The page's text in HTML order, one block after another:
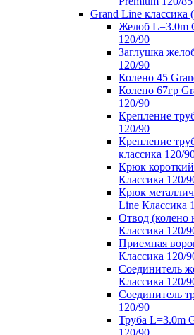
Grand Line классика
Желоб L=3.0m
120/90
Заглушка
120/90
Колено 45
Колено 67гр
120/90
Крепление
120/90
Крепление
классика 120/
Крюк
Классика 120/
Крюк
Line Классика
Отвод (колено
Классика 120/
Приемная
Классика 120/
Соединитель
Классика 120/
Соединитель
120/90
Труба L=3.0m
120/90